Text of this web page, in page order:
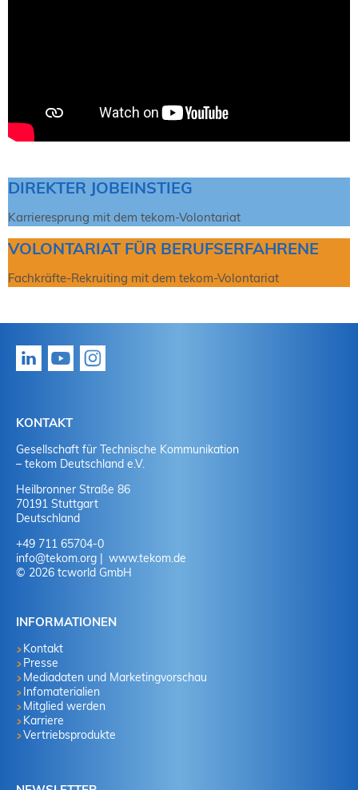
DIREKTER JOBEINSTIEG
Karrieresprung mit dem tekom-Volontariat
VOLONTARIAT FÜR BERUFSERFAHRENE
Fachkräfte-Rekruiting mit dem tekom-Volontariat
KONTAKT
Gesellschaft für Technische Kommunikation
– tekom Deutschland e.V.
Heilbronner Straße 86
70191 Stuttgart
Deutschland
+49 711 65704-0
info@tekom.org
www.tekom.de
© 2026 tcworld GmbH
INFORMATIONEN
Kontakt
Presse
Mediadaten und Marketingvorschau
Infomaterialien
Mitglied werden
Karriere
Vertriebsprodukte